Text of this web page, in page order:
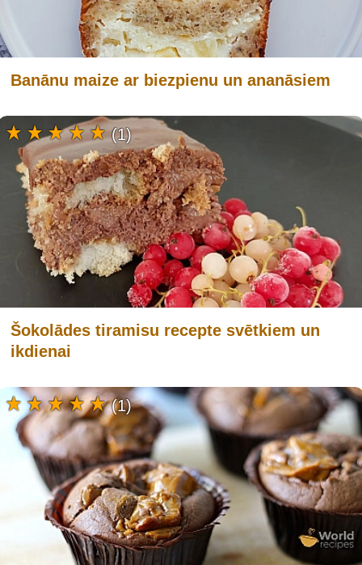
Banānu maize ar biezpienu un ananāsiem
Šokolādes tiramisu recepte svētkiem un
ikdienai
(1)
(1)